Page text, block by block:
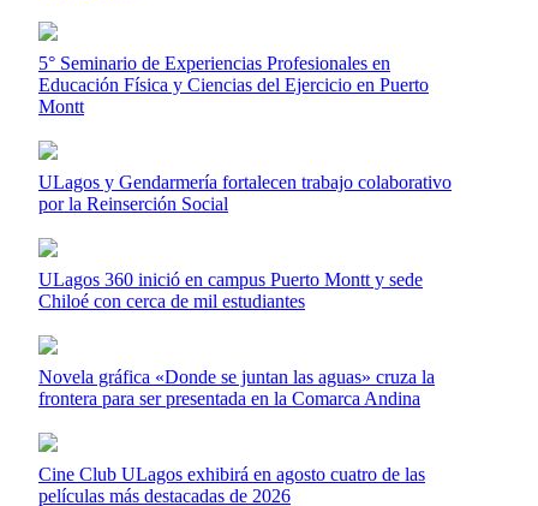
5° Seminario de Experiencias Profesionales en
Educación Física y Ciencias del Ejercicio en Puerto
Montt
ULagos y Gendarmería fortalecen trabajo colaborativo
por la Reinserción Social
ULagos 360 inició en campus Puerto Montt y sede
Chiloé con cerca de mil estudiantes
Novela gráfica «Donde se juntan las aguas» cruza la
frontera para ser presentada en la Comarca Andina
Cine Club ULagos exhibirá en agosto cuatro de las
películas más destacadas de 2026